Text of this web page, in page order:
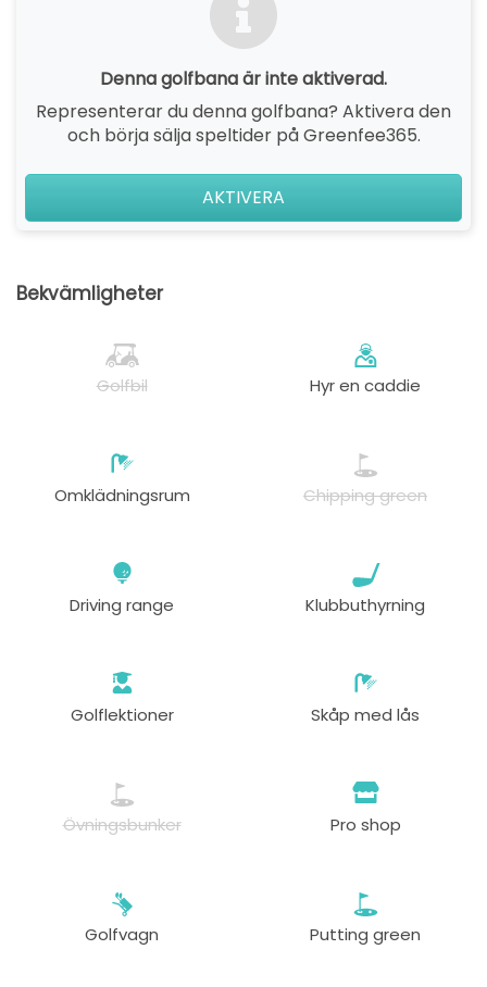
Denna golfbana är inte aktiverad.
Representerar du denna golfbana? Aktivera den
och börja sälja speltider på Greenfee365.
AKTIVERA
Bekvämligheter
Golfbil Hyr en caddie
Omklädningsrum Chipping green
Driving range Klubbuthyrning
Golflektioner Skåp med lås
Övningsbunker Pro shop
Golfvagn Putting green